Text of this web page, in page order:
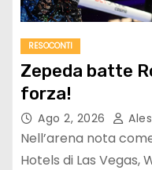
RESOCONTI
Zepeda batte
forza!
Ago 2, 2026
Nell’arena nota
Hotels di Las Vegas,